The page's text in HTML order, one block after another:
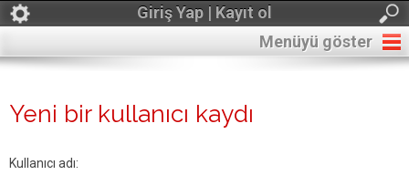
Giriş Yap | Kayıt ol
Menüyü göster
Yeni bir kullanıcı kaydı
Kullanıcı adı: